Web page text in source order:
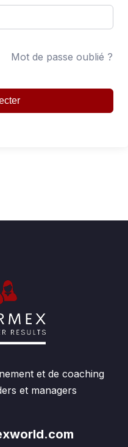
Mot de passe oublié ?
et de coaching
et managers